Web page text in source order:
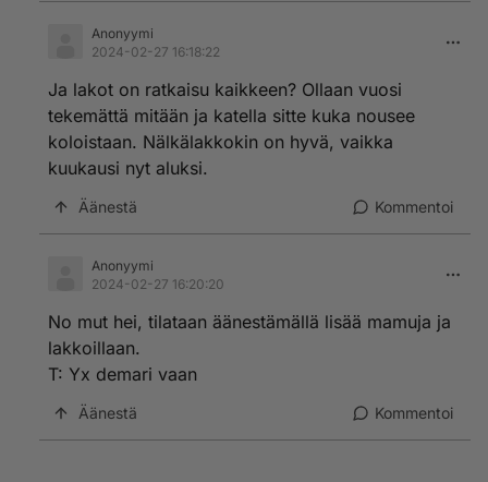
Anonyymi
2024-02-27 16:18:22
Ja lakot on ratkaisu kaikkeen? Ollaan vuosi
tekemättä mitään ja katella sitte kuka nousee
koloistaan. Nälkälakkokin on hyvä, vaikka
kuukausi nyt aluksi.
Äänestä Kommentoi
Anonyymi
2024-02-27 16:20:20
No mut hei, tilataan äänestämällä lisää mamuja ja
lakkoillaan.
T: Yx demari vaan
Äänestä Kommentoi